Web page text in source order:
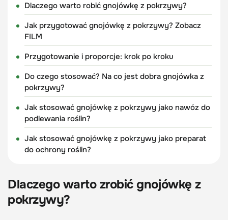
Dlaczego warto robić gnojówkę z pokrzywy?
Jak przygotować gnojówkę z pokrzywy? Zobacz
FILM
Przygotowanie i proporcje: krok po kroku
Do czego stosować? Na co jest dobra gnojówka z
pokrzywy?
Jak stosować gnojówkę z pokrzywy jako nawóz do
podlewania roślin?
Jak stosować gnojówkę z pokrzywy jako preparat
do ochrony roślin?
Dlaczego warto zrobić gnojówkę z
pokrzywy?